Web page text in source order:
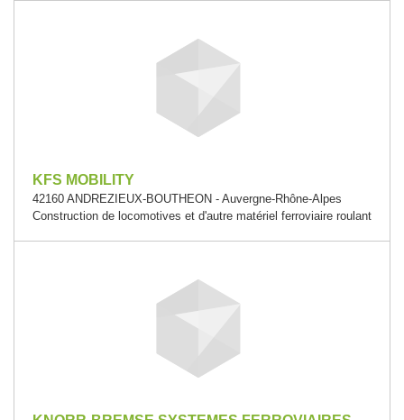
KFS MOBILITY
42160 ANDREZIEUX-BOUTHEON - Auvergne-Rhône-Alpes
Construction de locomotives et d'autre matériel ferroviaire roulant